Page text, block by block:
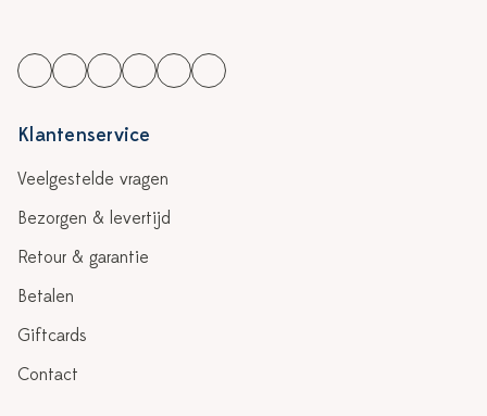
Klantenservice
Veelgestelde vragen
Bezorgen & levertijd
Retour & garantie
Betalen
Giftcards
Contact